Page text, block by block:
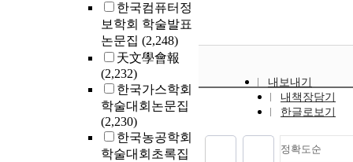
한국컴퓨터정
보학회 학술발표
논문집 (2,248)
天文學會報
(2,232)
한국가스학회
학술대회논문집
(2,230)
한국농공학회
학술대회초록집
내보내기
내책장담기
한글로보기
정확도순